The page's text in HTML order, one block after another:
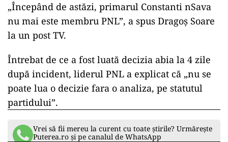
„Începând de astăzi, primarul Constanti nSava
nu mai este membru PNL”, a spus Dragoș Soare
la un post TV.
Întrebat de ce a fost luată decizia abia la 4 zile
după incident, liderul PNL a explicat că „nu se
poate lua o decizie fara o analiza, pe statutul
partidului”.
Vrei să fii mereu la curent cu toate știrile? Urmărește
Puterea.ro și pe canalul de WhatsApp